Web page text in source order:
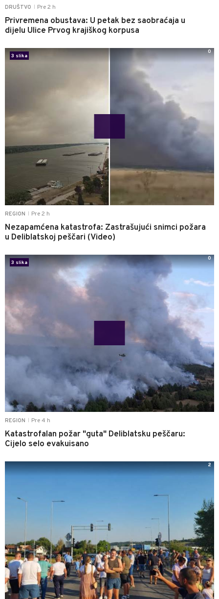
DRUŠTVO Pre 2 h
Privremena obustava: U petak bez saobraćaja u
dijelu Ulice Prvog krajiškog korpusa
REGION Pre 2 h
Nezapamćena katastrofa: Zastrašujući snimci požara
u Deliblatskoj peščari (Video)
3 slika
0
REGION Pre 4 h
Katastrofalan požar "guta" Deliblatsku peščaru:
Cijelo selo evakuisano
3 slika
0
2